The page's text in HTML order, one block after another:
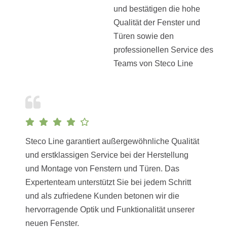
und bestätigen die hohe
Qualität der Fenster und
Türen sowie den
professionellen Service des
Teams von Steco Line
Steco Line garantiert außergewöhnliche Qualität
und erstklassigen Service bei der Herstellung
und Montage von Fenstern und Türen. Das
Expertenteam unterstützt Sie bei jedem Schritt
und als zufriedene Kunden betonen wir die
hervorragende Optik und Funktionalität unserer
neuen Fenster.